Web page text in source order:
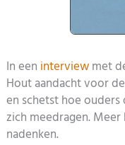
In een interviewmet
Hout aandacht voor
en schetst hoe
zich meedragen.
nadenken.